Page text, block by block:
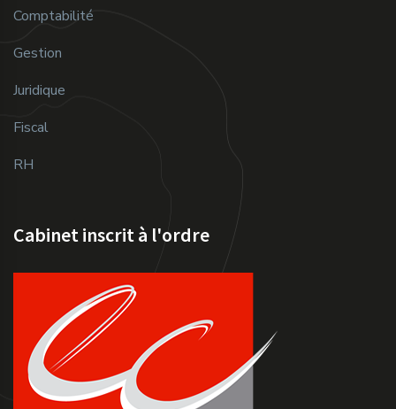
Comptabilité
Gestion
Juridique
Fiscal
RH
Cabinet inscrit à l'ordre